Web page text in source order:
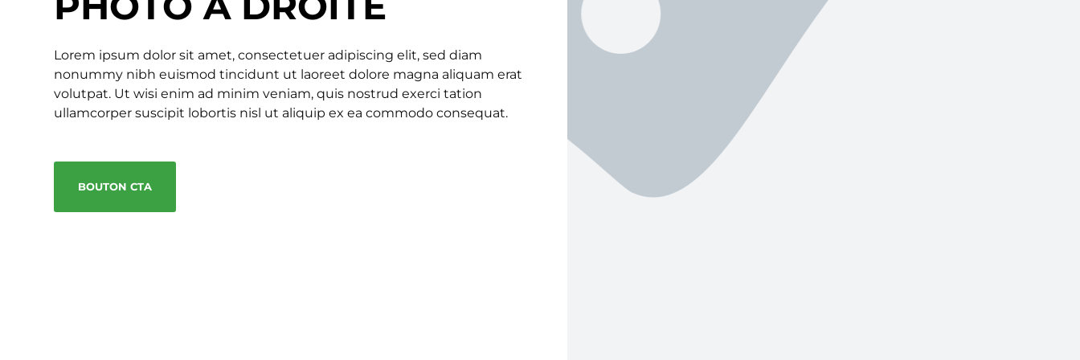
Lorem ipsum dolor sit amet, consectetuer adipiscing elit, sed diam
nonummy nibh euismod tincidunt ut laoreet dolore magna aliquam erat
volutpat. Ut wisi enim ad minim veniam, quis nostrud exerci tation
ullamcorper suscipit lobortis nisl ut aliquip ex ea commodo consequat.
BOUTON CTA